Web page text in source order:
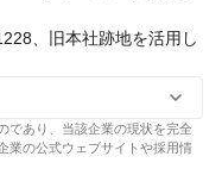
、旧本社跡地を活用し
であり、当該企業の現状を完全
業の公式ウェブサイトや採用情